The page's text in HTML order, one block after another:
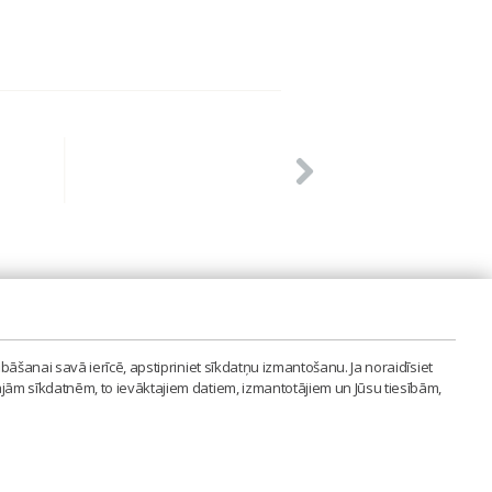
savā ierīcē, apstipriniet sīkdatņu izmantošanu. Ja noraidīsiet
sīkdatnēm, to ievāktajiem datiem, izmantotājiem un Jūsu tiesībām,